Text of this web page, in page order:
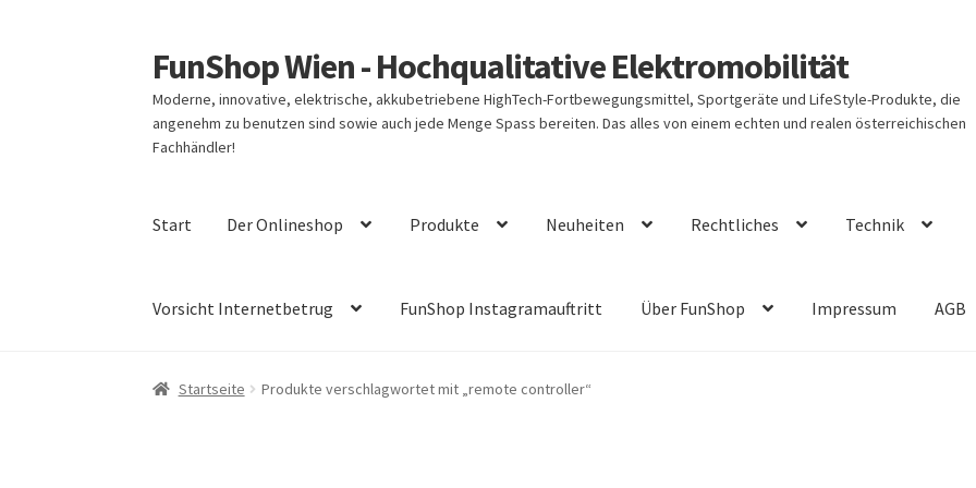
Zur
Navigation
springen
Zum
Inhalt
springen
FunShop Wien - Hochqualitative Elektromobilität
Moderne, innovative, elektrische, akkubetriebene HighTech-Fortbewegungsmittel, Sportgeräte und LifeStyle-Produkte, die
angenehm zu benutzen sind sowie auch jede Menge Spass bereiten. Das alles von einem echten und realen österreichischen
Fachhändler!
Start Der Onlineshop Produkte Neuheiten Rechtliches Technik
Vorsicht Internetbetrug FunShop Instagramauftritt Über FunShop Impressum AGB
Startseite Produkte verschlagwortet mit „remote controller“